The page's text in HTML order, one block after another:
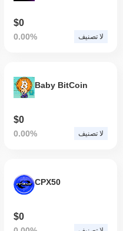
$0
0.00% لا تصنيف
Baby BitCoin
$0
0.00% لا تصنيف
CPX50
$0